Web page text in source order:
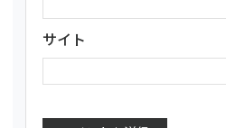
サイト